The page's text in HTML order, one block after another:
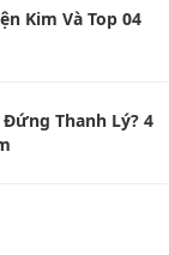
Kim Và Top 04
Thanh Lý? 4